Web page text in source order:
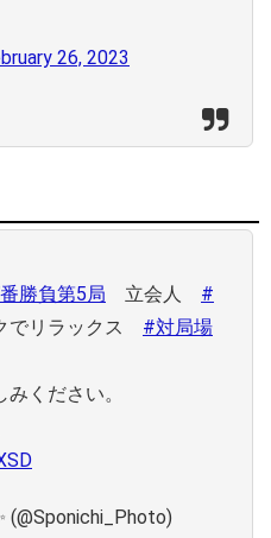
26, 2023
勝負第5局 立会人 #
でリラックス #対局場
ください。
(@Sponichi_Photo)